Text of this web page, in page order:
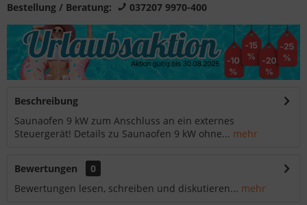
Bestellung / Beratung:
037207 9970-400
Beschreibung
Saunaofen 9 kW zum Anschluss an ein externes
Steuergerät! Details zu Saunaofen 9 kW ohne... mehr
Bewertungen
0
Bewertungen lesen, schreiben und diskutieren... mehr